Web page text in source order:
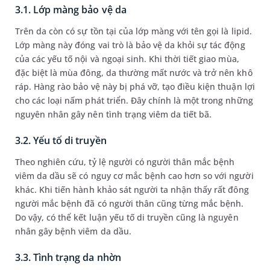
3.1. Lớp màng bảo vệ da
Trên da còn có sự tồn tại của lớp màng với tên gọi là lipid.
Lớp màng này đóng vai trò là bảo vệ da khỏi sự tác động
của các yếu tố nội và ngoại sinh. Khi thời tiết giao mùa,
đặc biệt là mùa đông, da thường mất nước và trở nên khô
ráp. Hàng rào bảo vệ này bị phá vỡ, tạo điều kiện thuận lợi
cho các loại nấm phát triển. Đây chính là một trong những
nguyên nhân gây nên tình trạng viêm da tiết bã.
3.2. Yếu tố di truyền
Theo nghiên cứu, tỷ lệ người có người thân mắc bệnh
viêm da dầu sẽ có nguy cơ mắc bệnh cao hơn so với người
khác. Khi tiến hành khảo sát người ta nhận thấy rất đông
người mắc bệnh đã có người thân cũng từng mắc bệnh.
Do vậy, có thể kết luận yếu tố di truyền cũng là nguyên
nhân gây bệnh viêm da dầu.
3.3. Tình trạng da nhờn